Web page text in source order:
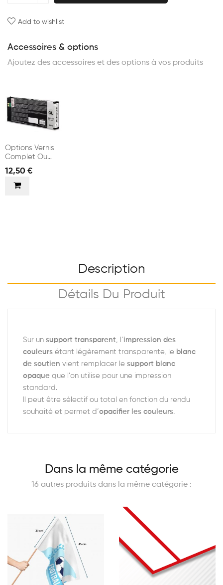
Add to wishlist
Accessoires & options
Ajoutez des accessoires et des options à vos produits
Options Vernis
Complet Ou
Selectif
12,50 €
Description
Détails Du Produit
Sur un support transparent, l’impression des
couleurs étant légèrement transparente, le blanc
de soutien vient remplacer le support blanc
opaque que l’on utilise pour une impression
standard.
Il peut être sélectif ou total en fonction du rendu
souhaité et permet d’opacifier les couleurs.
Dans la même catégorie
16 autres produits dans la même catégorie :